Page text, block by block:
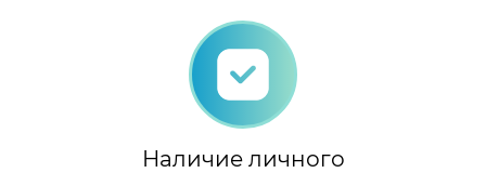
Наличие личного